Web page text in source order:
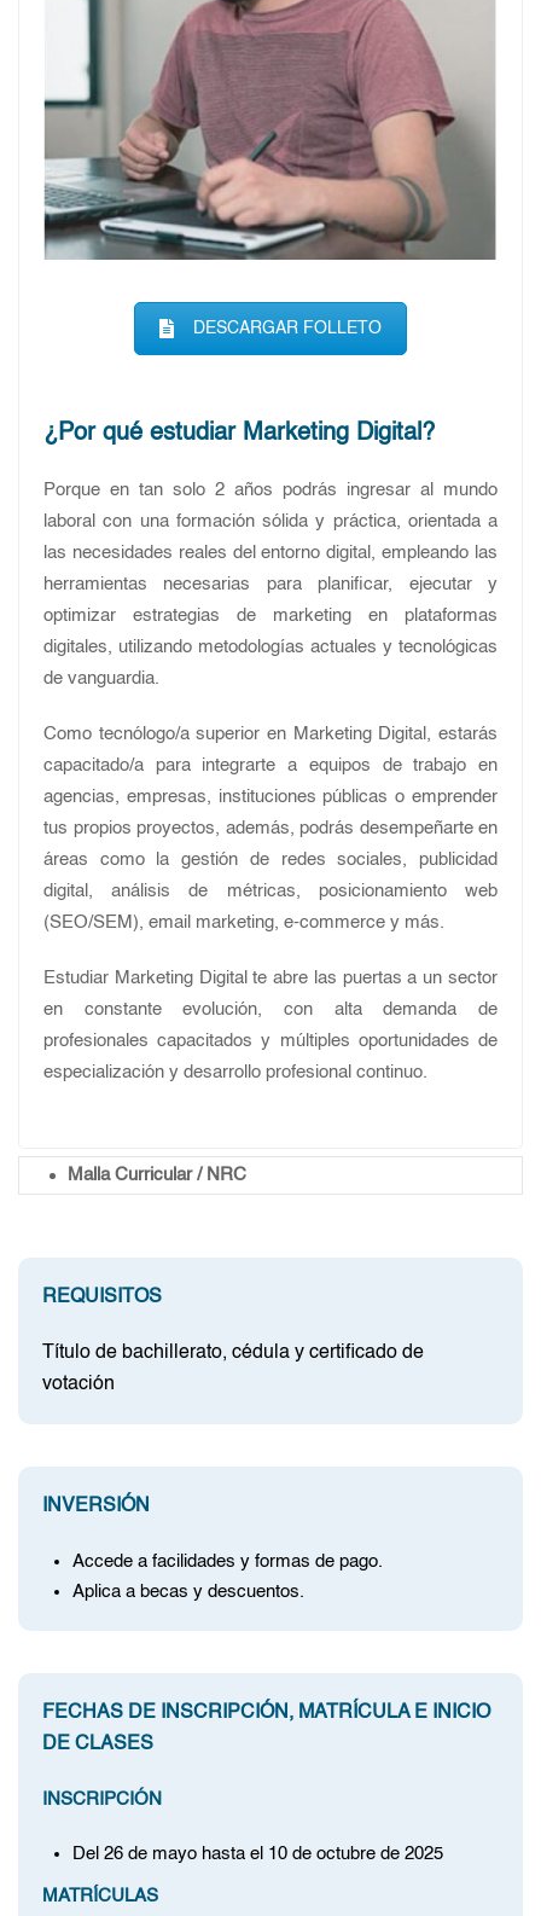
DESCARGAR FOLLETO
¿Por qué estudiar Marketing Digital?
Porque en tan solo 2 años podrás ingresar al mundo
laboral con una formación sólida y práctica, orientada a
las necesidades reales del entorno digital, empleando las
herramientas necesarias para planificar, ejecutar y
optimizar estrategias de marketing en plataformas
digitales, utilizando metodologías actuales y tecnológicas
de vanguardia.
Como tecnólogo/a superior en Marketing Digital, estarás
capacitado/a para integrarte a equipos de trabajo en
agencias, empresas, instituciones públicas o emprender
tus propios proyectos, además, podrás desempeñarte en
áreas como la gestión de redes sociales, publicidad
digital, análisis de métricas, posicionamiento web
(SEO/SEM), email marketing, e-commerce y más.
Estudiar Marketing Digital te abre las puertas a un sector
en constante evolución, con alta demanda de
profesionales capacitados y múltiples oportunidades de
especialización y desarrollo profesional continuo.
Malla Curricular / NRC
REQUISITOS
Título de bachillerato, cédula y certificado de
votación
INVERSIÓN
Accede a facilidades y formas de pago.
Aplica a becas y descuentos.
FECHAS DE INSCRIPCIÓN, MATRÍCULA E INICIO
DE CLASES
INSCRIPCIÓN
Del 26 de mayo hasta el 10 de octubre de 2025
MATRÍCULAS